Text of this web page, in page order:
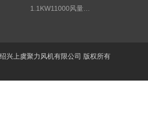
1.1KW11000风量FDZ-5.5不锈钢壁式轴流风机
兴上虞聚力风机有限公司 版权所有